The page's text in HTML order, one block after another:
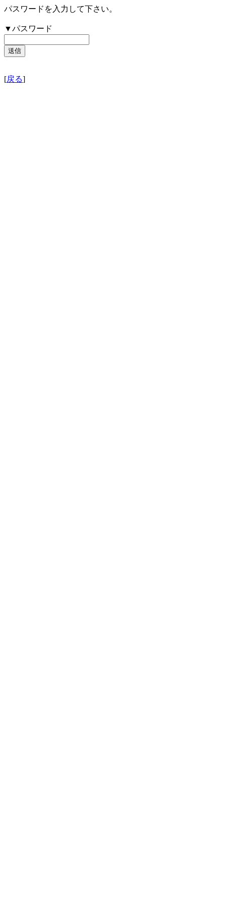
パスワードを入力して下さい。
▼パスワード
[戻る]